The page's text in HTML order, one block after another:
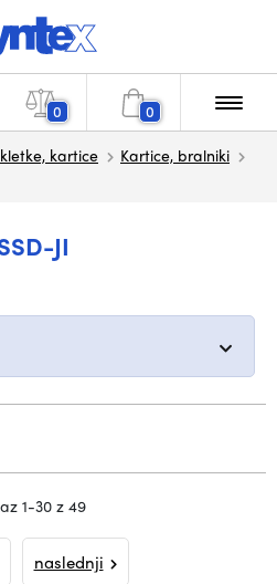
0 0
kartice
Kartice, bralniki
JI
1-30 z 49
naslednji